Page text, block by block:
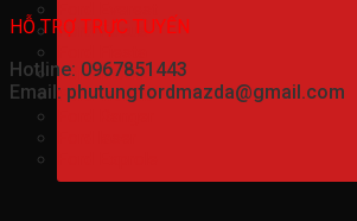
Ford Focus
Ford Modeo
Ford Transit
HỖ TRỢ TRỰC TUYẾN
Hotline: 0967851443
Email: phutungfordmazda@gmail.com